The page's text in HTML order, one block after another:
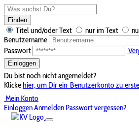
Finden
Titel und/oder Text nur im Text
Benutzername
Passwort
Einloggen
Du bist noch nicht angemeldet?
Klickehier, um Dir ein Benutzerkonto zu
Mein Konto
EinloggenAnmelden Passwort vergessen?